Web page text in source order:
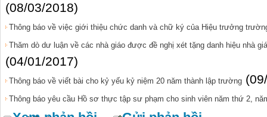
(08/03/2018)
Thông báo về việc giới thiệu chức danh và chữ ký của Hiệu trưởng
Thăm dò dư luận về các nhà giáo được đề nghị xét tặng danh hiệu nhà
(04/01/2017)
Thông báo về viết bài cho kỷ yếu kỷ niệm 20 năm thành lập trường
Thông báo yêu cầu Hồ sơ thực tập sư phạm cho sinh viên năm thứ 2,